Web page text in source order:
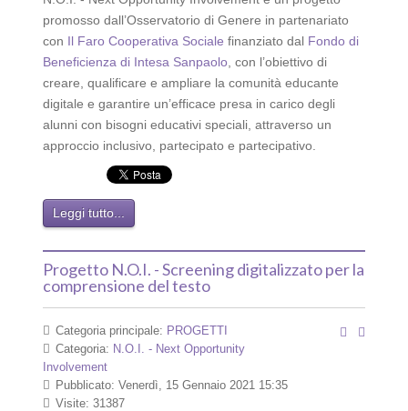
promosso dall’Osservatorio di Genere in partenariato
con Il Faro Cooperativa Sociale finanziato dal Fondo di
Beneficienza di Intesa Sanpaolo, con l’obiettivo di
creare, qualificare e ampliare la comunità educante
digitale e garantire un’efficace presa in carico degli
alunni con bisogni educativi speciali, attraverso un
approccio inclusivo, partecipato e partecipativo.
Leggi tutto...
Progetto N.O.I. - Screening digitalizzato per la
comprensione del testo
Categoria principale: PROGETTI
Categoria: N.O.I. - Next Opportunity
Involvement
Pubblicato: Venerdì, 15 Gennaio 2021 15:35
Visite: 31387